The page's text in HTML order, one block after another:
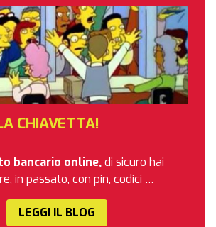
CHIAVETTA!
bancario online,di sicuro hai
in passato, con pin, codici …
LEGGI IL BLOG